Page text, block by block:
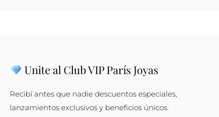
Unite al Club VIP París Joyas
Recibí antes que nadie descuentos especiales,
lanzamientos exclusivos y beneficios únicos.